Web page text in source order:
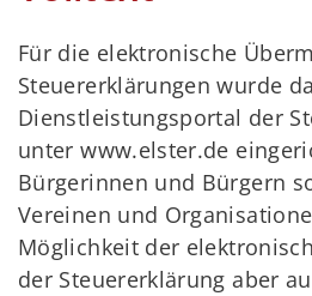
Für die elektronische
Steuererklärungen wurde
Dienstleistungsportal der
unter www.elster.de
Bürgerinnen und Bürgern
Vereinen und
Möglichkeit der
der Steuererklärung aber